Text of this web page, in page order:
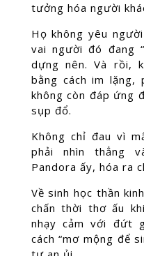
tưởng hóa người
Họ không yêu
vai người đó đang
dựng nên. Và rồi,
bằng cách im lặng,
không còn đáp ứng
sụp đổ.
Không chỉ đau vì
phải nhìn thẳng
Pandora ấy, hóa ra
Về sinh học thần
chấn thời thơ ấu
nhạy cảm với đứt
cách “mơ mộng để